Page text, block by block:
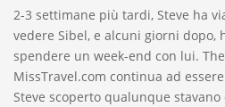
2-3 settimane più tardi, Steve ha
vedere Sibel, e alcuni giorni dopo,
spendere un week-end con lui.
MissTravel.com continua ad
Steve scoperto qualunque stavano